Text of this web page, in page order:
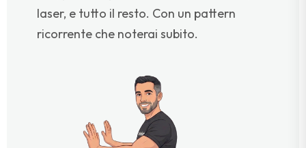
laser, e tutto il resto. Con un pattern
ricorrente che noterai subito.